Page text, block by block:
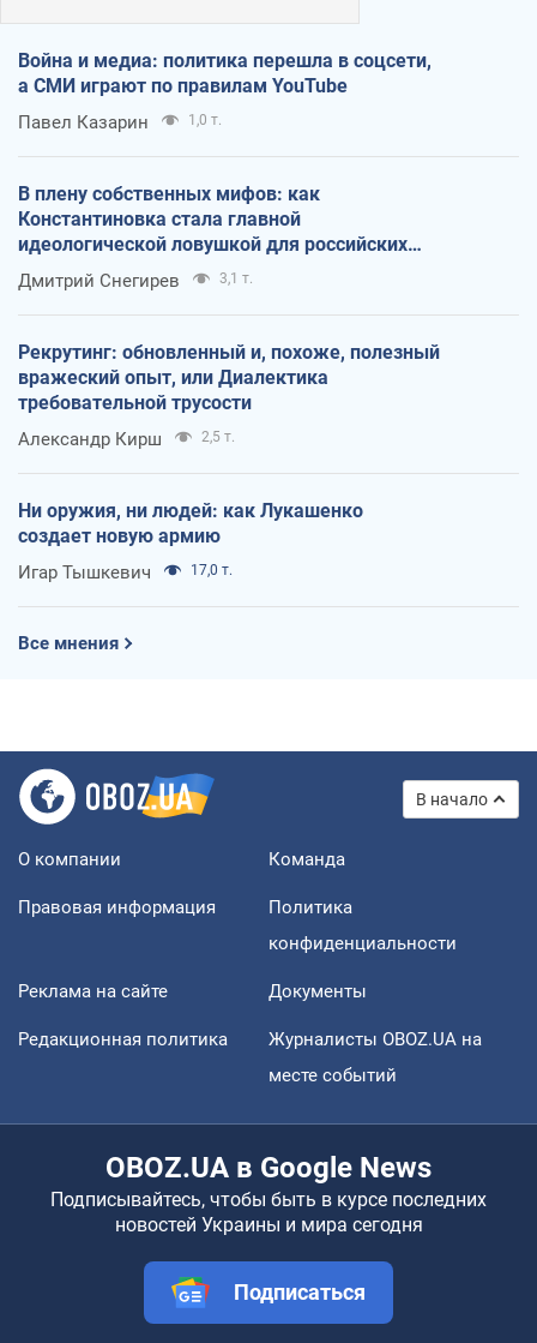
Война и медиа: политика перешла в соцсети,
а СМИ играют по правилам YouTube
Павел Казарин 1,0 т.
В плену собственных мифов: как
Константиновка стала главной
идеологической ловушкой для российских
оккупантов
Дмитрий Снегирев 3,1 т.
Рекрутинг: обновленный и, похоже, полезный
вражеский опыт, или Диалектика
требовательной трусости
Александр Кирш 2,5 т.
Ни оружия, ни людей: как Лукашенко
создает новую армию
Игар Тышкевич 17,0 т.
Все мнения
В начало
О компании Команда
Правовая информация
Политика
конфиденциальности
Реклама на сайте Документы
Редакционная политика
Журналисты OBOZ.UA на
месте событий
OBOZ.UA в Google News
Подписывайтесь, чтобы быть в курсе последних
новостей Украины и мира сегодня
Подписаться